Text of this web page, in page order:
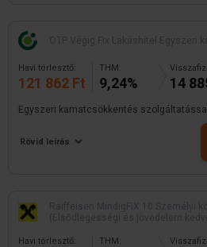
Havi törlesztő:
121 862 Ft
THM:
9,24% 14
Egyszeri kamatcsökkentés szolgáltatással
Rövid leírás
Havi törlesztő: THM: